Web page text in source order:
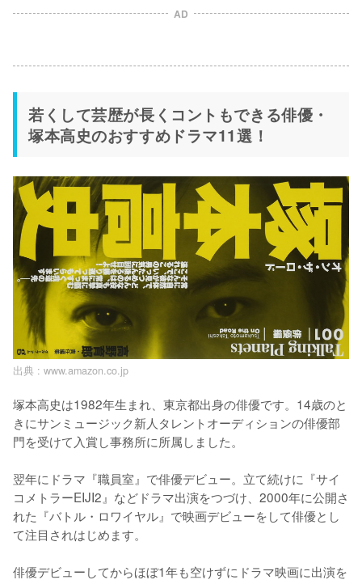
AD
若くして芸歴が長くコントもできる俳優・
塚本高史のおすすめドラマ11選！
出典 : www.amazon.co.jp
塚本高史は1982年生まれ、東京都出身の俳優です。14歳のと
きにサンミュージック新人タレントオーディションの俳優部
門を受けて入賞し事務所に所属しました。
翌年にドラマ『職員室』で俳優デビュー。立て続けに『サイ
コメトラーEIJI2』などドラマ出演をつづけ、2000年に公開さ
れた『バトル・ロワイヤル』で映画デビューをして俳優とし
て注目されはじめます。
俳優デビューしてからほぼ1年も空けずにドラマ映画に出演を